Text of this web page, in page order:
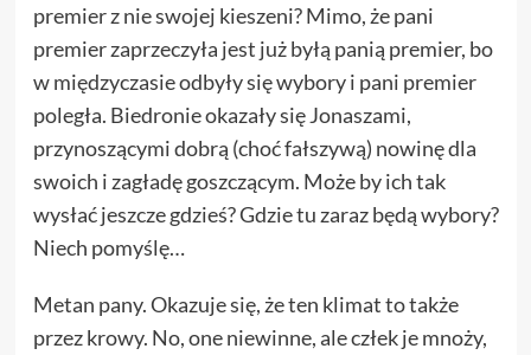
premier z nie swojej kieszeni? Mimo, że pani
premier zaprzeczyła jest już byłą panią premier, bo
w międzyczasie odbyły się wybory i pani premier
poległa. Biedronie okazały się Jonaszami,
przynoszącymi dobrą (choć fałszywą) nowinę dla
swoich i zagładę goszczącym. Może by ich tak
wysłać jeszcze gdzieś? Gdzie tu zaraz będą wybory?
Niech pomyślę…
Metan pany. Okazuje się, że ten klimat to także
przez krowy. No, one niewinne, ale człek je mnoży,